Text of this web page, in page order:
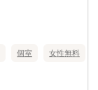
個室 女性無料